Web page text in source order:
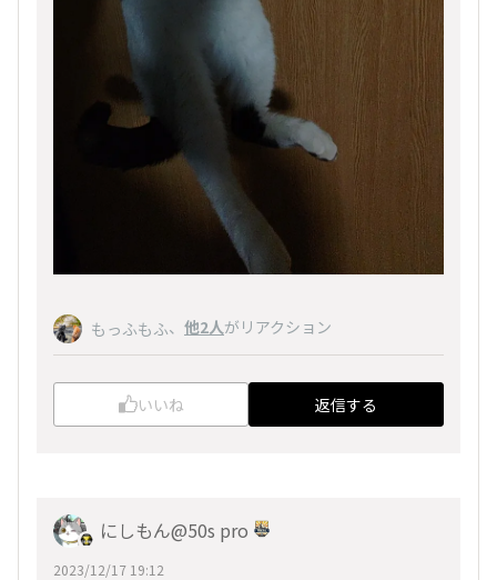
もっふもふ、 他2人がリアクション
いいね 返信する
にしもん@50s pro
2023/12/17 19:12